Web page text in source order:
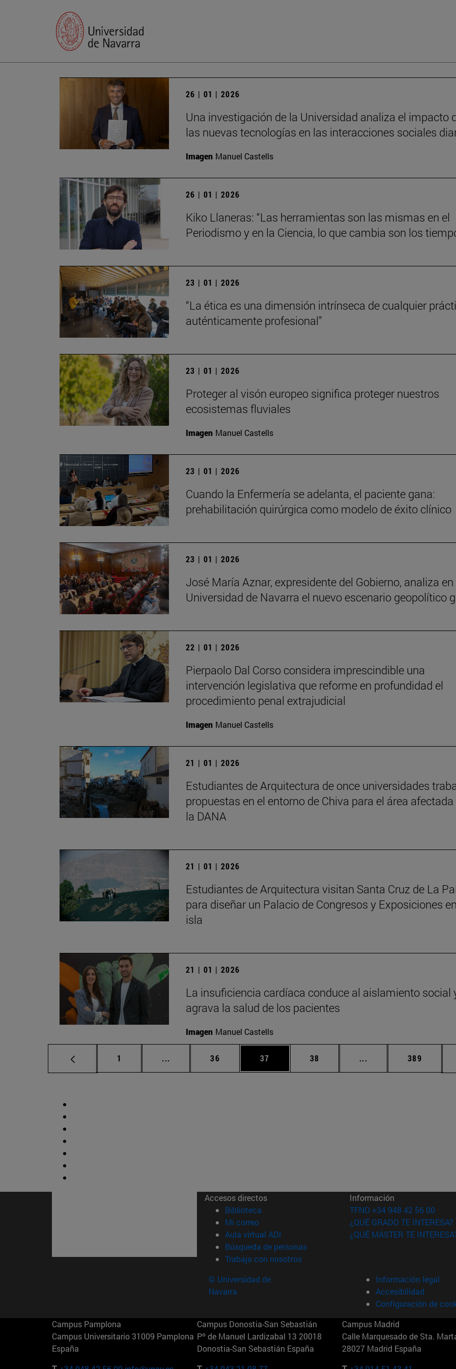
26 | 01 | 2026
Una investigación de la Universidad analiza el impacto
las nuevas tecnologías en las interacciones sociales
Imagen Manuel Castells
26 | 01 | 2026
Kiko Llaneras: “Las herramientas son las mismas en el
Periodismo y en la Ciencia, lo que cambia son los
23 | 01 | 2026
“La ética es una dimensión intrínseca de cualquier
auténticamente profesional”
23 | 01 | 2026
Proteger al visón europeo significa proteger nuestros
ecosistemas fluviales
Imagen Manuel Castells
23 | 01 | 2026
Cuando la Enfermería se adelanta, el paciente gana:
prehabilitación quirúrgica como modelo de éxito clínico
23 | 01 | 2026
José María Aznar, expresidente del Gobierno, analiza en
Universidad de Navarra el nuevo escenario geopolítico
22 | 01 | 2026
Pierpaolo Dal Corso considera imprescindible una
intervención legislativa que reforme en profundidad el
procedimiento penal extrajudicial
Imagen Manuel Castells
21 | 01 | 2026
Estudiantes de Arquitectura de once universidades
propuestas en el entorno de Chiva para el área
la DANA
21 | 01 | 2026
Estudiantes de Arquitectura visitan Santa Cruz de La
para diseñar un Palacio de Congresos y Exposiciones
isla
21 | 01 | 2026
La insuficiencia cardíaca conduce al aislamiento social
agrava la salud de los pacientes
Imagen Manuel Castells
Página
1 ... Páginas intermedias Use TAB para desplazarse.
Página
36 Página
37 Página
38 ... Páginas intermedias
Página
389
Accesos directos
Biblioteca (abre en nueva ventana)
Mi correo(abre en nueva ventana)
Aula virtual ADI (abre en nueva ventana)
Búsqueda de personas(abre en nueva ventana)
Trabaja con nosotros(abre en nueva ventana)
Información
TFNO +34 948 42 56 00
¿QUÉ GRADO TE INTERESA?
¿QUÉ MÁSTER TE
© Universidad de
Navarra
Información legal
Accesibilidad
Configuración de
Campus Pamplona
Campus Universitario 31009 Pamplona
España
Campus Donostia-San Sebastián
Pº de Manuel Lardizabal 13 20018
Donostia-San Sebastián España
Campus Madrid
Calle Marquesado de Sta.
28027 Madrid España